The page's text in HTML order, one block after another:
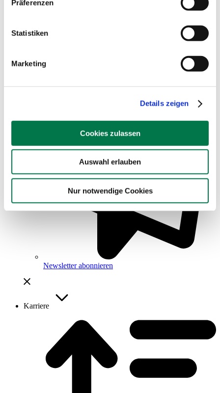
Präferenzen
Statistiken
Marketing
Details zeigen
Cookies zulassen
Auswahl erlauben
Nur notwendige Cookies
Newsletter abonnieren
Karriere